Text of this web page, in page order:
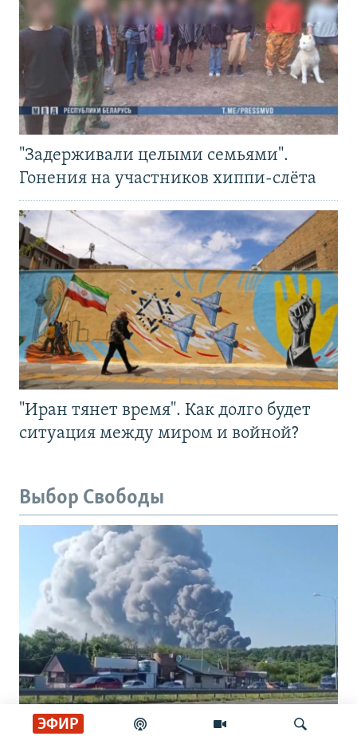
ЭФИР
"Задерживали целыми семьями".
Гонения на участников хиппи-слёта
"Иран тянет время". Как долго будет
ситуация между миром и войной?
Выбор Свободы
"Может ударить, как бомба". Блогеры –